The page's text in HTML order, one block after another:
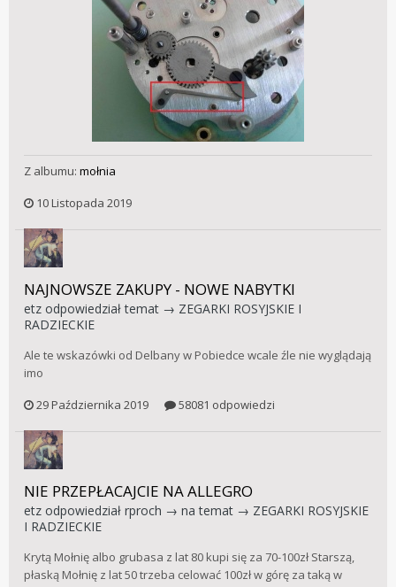
Z albumu: mołnia
10 Listopada 2019
NAJNOWSZE ZAKUPY - NOWE NABYTKI
etz odpowiedział temat → ZEGARKI ROSYJSKIE I
RADZIECKIE
Ale te wskazówki od Delbany w Pobiedce wcale źle nie wyglądają
imo
29 Października 2019
58081 odpowiedzi
NIE PRZEPŁACAJCIE NA ALLEGRO
etz odpowiedział rproch → na temat → ZEGARKI ROSYJSKIE
I RADZIECKIE
Krytą Mołnię albo grubasa z lat 80 kupi się za 70-100zł Starszą,
płaską Mołnię z lat 50 trzeba celować 100zł w górę za taką w